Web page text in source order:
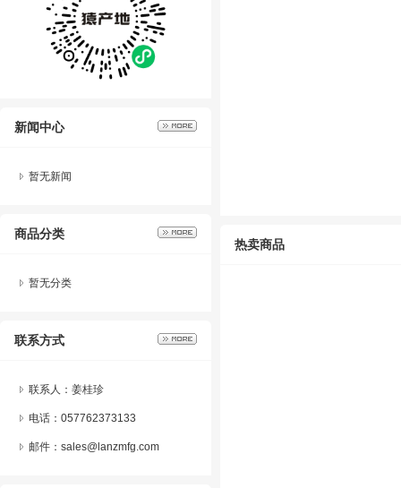
新闻中心
暂无新闻
商品分类
暂无分类
联系方式
联系人：姜桂珍
电话：057762373133
邮件：sales@lanzmfg.com
热卖商品